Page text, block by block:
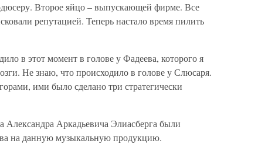
Второе яйцо – выпускающей фирме. Все
репутацией. Теперь настало время пилить
в этот момент в голове у Фадеева, которого я
Не знаю, что происходило в голове у Слюсаря.
ими было сделано три стратегически
Аркадьевича Элиасберга были
на данную музыкальную продукцию.